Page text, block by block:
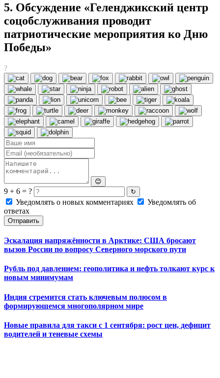
5. Обсуждение «Геленджикский центр
соцобслуживания проводит
патриотические мероприятия ко Дню
Победы»
?
😊
9 + 6 = ? ↻
Уведомлять о новых комментариях
Уведомлять об
ответах
Отправить
Эскалация напряжённости в Арктике: США бросают
вызов России по вопросу Северного морского пути
Рубль под давлением: геополитика и нефть толкают курс к
новым минимумам
Индия стремится стать ключевым полюсом в
формирующемся многополярном мире
Новые правила для такси с 1 сентября: рост цен, дефицит
водителей и теневые схемы